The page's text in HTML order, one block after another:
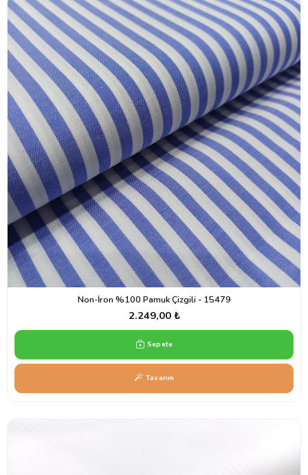
Non-İron %100 Pamuk Çizgili - 15479
2.249,00 ₺
Sepete
Tasarım